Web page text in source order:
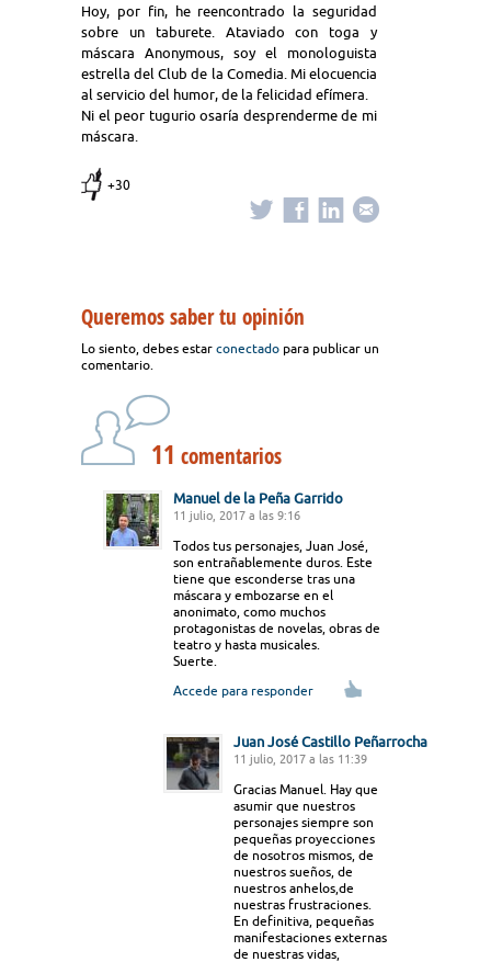
Hoy, por fin, he reencontrado la seguridad
sobre un taburete. Ataviado con toga y
máscara Anonymous, soy el monologuista
estrella del Club de la Comedia. Mi elocuencia
al servicio del humor, de la felicidad efímera.
Ni el peor tugurio osaría desprenderme de mi
máscara.
+30
Queremos saber tu opinión
Lo siento, debes estar conectado para publicar un
comentario.
11 comentarios
Manuel de la Peña Garrido
11 julio, 2017 a las 9:16
Todos tus personajes, Juan José,
son entrañablemente duros. Este
tiene que esconderse tras una
máscara y embozarse en el
anonimato, como muchos
protagonistas de novelas, obras de
teatro y hasta musicales.
Suerte.
Accede para responder
Juan José Castillo Peñarrocha
11 julio, 2017 a las 11:39
Gracias Manuel. Hay que
asumir que nuestros
personajes siempre son
pequeñas proyecciones
de nosotros mismos, de
nuestros sueños, de
nuestros anhelos,de
nuestras frustraciones.
En definitiva, pequeñas
manifestaciones externas
de nuestras vidas,